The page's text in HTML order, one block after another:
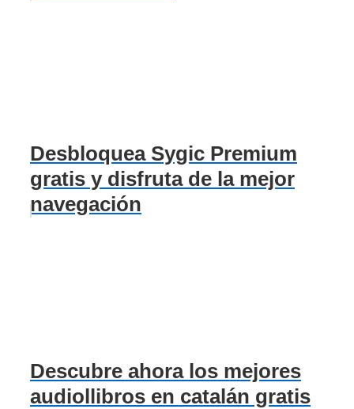
Desbloquea Sygic Premium
gratis y disfruta de la mejor
navegación
Descubre ahora los mejores
audiollibros en catalán gratis